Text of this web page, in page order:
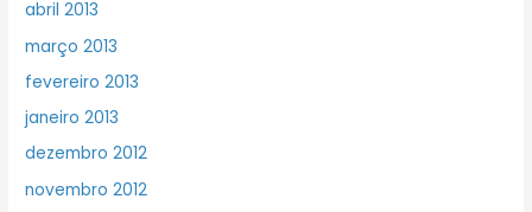
abril 2013
março 2013
fevereiro 2013
janeiro 2013
dezembro 2012
novembro 2012